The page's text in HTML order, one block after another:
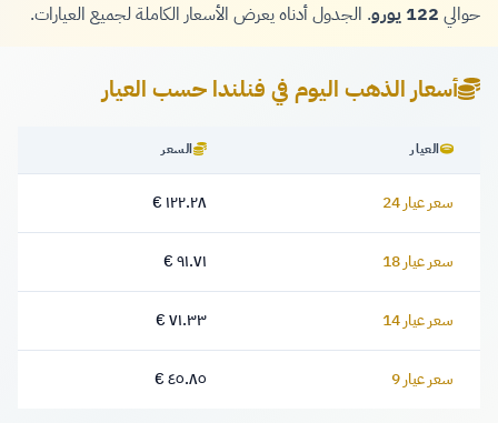
حوالي 122 يورو . الجدول أدناه يعرض الأسعار الكاملة لجميع العيارات.
أسعار الذهب اليوم في فنلندا حسب العيار
العيار السعر
سعر عيار 24 ١٢٢.٢٨ يورو
١٢٢.٢٨ €
سعر عيار 18 ٩١.٧١ يورو
٩١.٧١ €
سعر عيار 14 ٧١.٣٣ يورو
٧١.٣٣ €
سعر عيار 9 ٤٥.٨٥ يورو
٤٥.٨٥ €